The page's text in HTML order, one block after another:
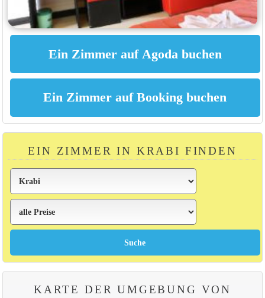
EIN ZIMMER IN KRABI FINDEN
KARTE DER UMGEBUNG VON